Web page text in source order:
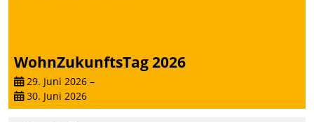
WohnZukunftsTag 2026
29. Juni 2026 –
30. Juni 2026